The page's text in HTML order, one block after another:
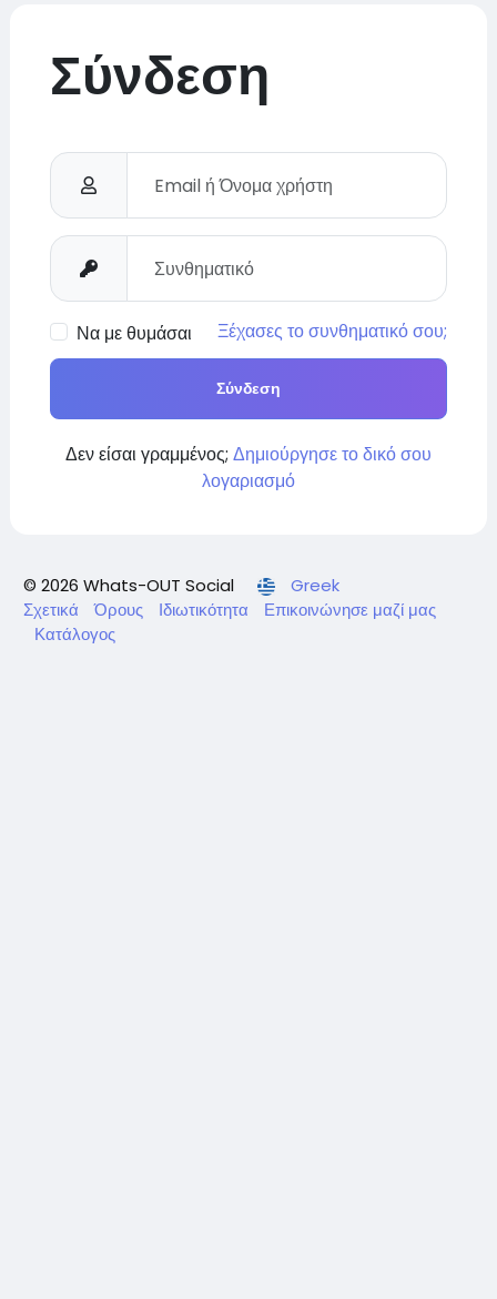
Σύνδεση
Να με θυμάσαι Ξέχασες το συνθηματικό σου;
Σύνδεση
Δεν είσαι γραμμένος; Δημιούργησε το δικό σου
λογαριασμό
© 2026 Whats-OUT Social
Greek
Σχετικά
Όρους Ιδιωτικότητα
Επικοινώνησε μαζί μας
Κατάλογος